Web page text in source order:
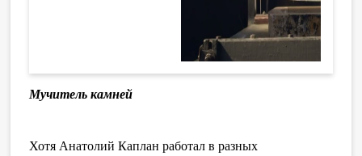
Мучитель камней
Хотя Анатолий Каплан работал в разных